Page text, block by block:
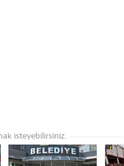
isteyebilirsiniz.